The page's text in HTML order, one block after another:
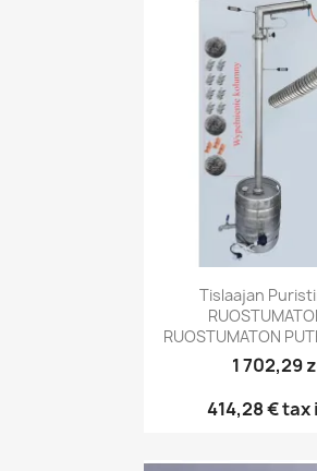

Tislaajan
RUOSTUMATON
1 702,29
414,28 €tax